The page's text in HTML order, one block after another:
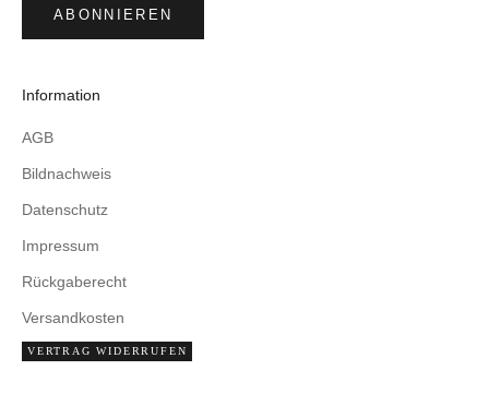
ABONNIEREN
Information
AGB
Bildnachweis
Datenschutz
Impressum
Rückgaberecht
Versandkosten
VERTRAG WIDERRUFEN